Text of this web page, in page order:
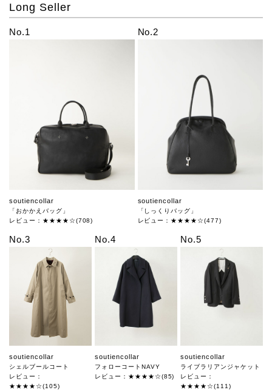
Long Seller
No.1
soutiencollar
「おかかえバッグ」
レビュー：★★★★☆(708)
No.2
soutiencollar
「しっくりバッグ」
レビュー：★★★★☆(477)
No.3
soutiencollar
シェルブールコート
レビュー：
★★★★☆(105)
No.4
soutiencollar
フォローコートNAVY
レビュー：★★★★☆(85)
No.5
soutiencollar
ライブラリアンジャケット
レビュー：
★★★★☆(111)